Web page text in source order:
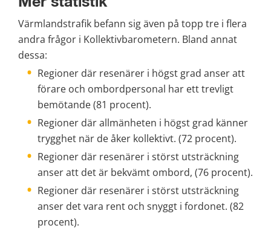
Värmlandstrafik befann sig även på topp tre i flera
andra frågor i Kollektivbarometern. Bland annat
dessa:
Regioner där resenärer i högst grad anser att
förare och ombordpersonal har ett trevligt
bemötande (81 procent).
Regioner där allmänheten i högst grad känner
trygghet när de åker kollektivt. (72 procent).
Regioner där resenärer i störst utsträckning
anser att det är bekvämt ombord, (76 procent).
Regioner där resenärer i störst utsträckning
anser det vara rent och snyggt i fordonet. (82
procent).